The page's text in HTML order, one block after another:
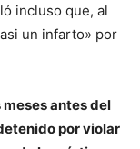
incluso que, al
un infarto» por
meses antes del
por violar